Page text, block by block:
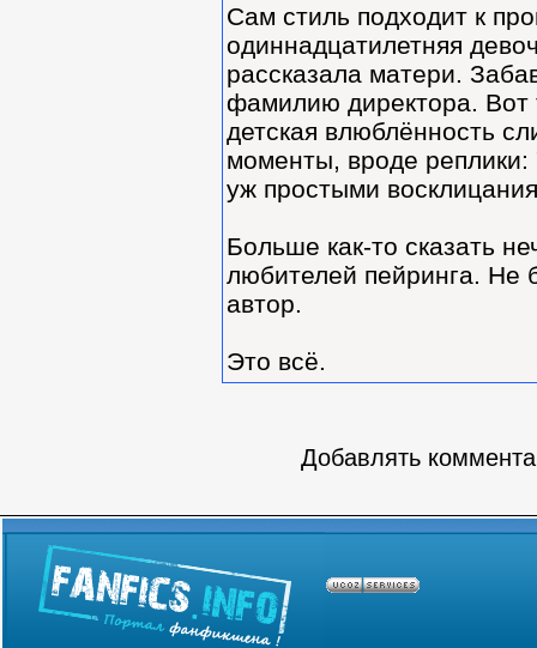
Сам стиль подходит к
одиннадцатилетняя
рассказала матери.
фамилию директора. Вот
детская влюблённость
моменты, вроде реплики:
уж простыми
Больше как-то сказать
любителей пейринга. Не
автор.
Это всё.
Добавлять